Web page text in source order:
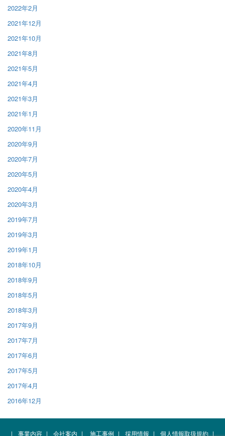
2022年2月
2021年12月
2021年10月
2021年8月
2021年5月
2021年4月
2021年3月
2021年1月
2020年11月
2020年9月
2020年7月
2020年5月
2020年4月
2020年3月
2019年7月
2019年3月
2019年1月
2018年10月
2018年9月
2018年5月
2018年3月
2017年9月
2017年7月
2017年6月
2017年5月
2017年4月
2016年12月
| 事業内容 | 会社案内 | 施工事例 | 採用情報 | 個人情報取扱規約 |